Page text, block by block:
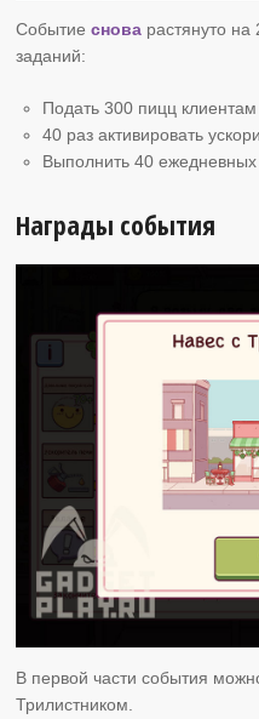
Событиеснова растянуто на
заданий:
Подать 300 пицц
40 раз активировать
Выполнить 40
Награды события
В первой части события
Трилистником.